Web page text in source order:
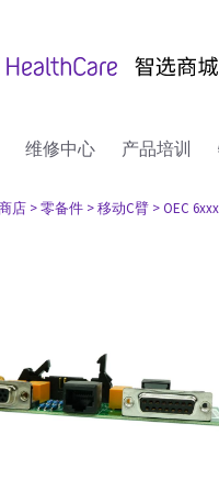
维修中心 产品培训
店 > 零备件 > 移动C臂 > OEC 6xxx